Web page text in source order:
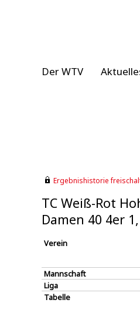
Der WTV
Ergebnishistorie
TC Weiß-Rot
Damen 40 4er
Verein
Mannschaft
Liga
Tabelle